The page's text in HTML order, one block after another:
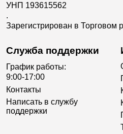
УНП 193615562
.
Зарегистрирован в Торговом
Служба поддержки
График работы:
9:00-17:00
Контакты
Написать в службу
поддержки